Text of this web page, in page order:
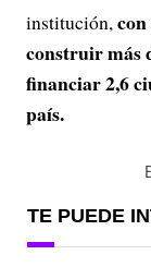
institución,con
construir más
financiar 2,6
país.
TE PUEDE